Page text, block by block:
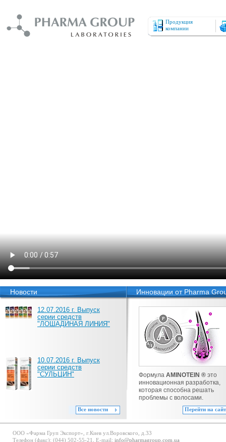
Продукция
компании
Новости
12.07.2016 г. Выпуск
серии средств
"ЛОШАДИНАЯ ЛИНИЯ"
10.07.2016 г. Выпуск
серии средств
"СУЛЬЦИН"
Все новости
Инновации от Pharma
Формула AMINOTEIN ® это
инновационная разработка,
которая способна решать
проблемы с волосами.
Перейти на сайт
ООО «Фарма Груп Экспорт», г.Киев ул.Воровского, д.33
Телефон (факс): (044) 502-55-21, E-mail: info@pharmagroup.com.ua